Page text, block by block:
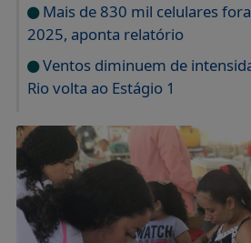
Mais de 830 mil celulares
2025, aponta relatório
Ventos diminuem de
Rio volta ao Estágio 1